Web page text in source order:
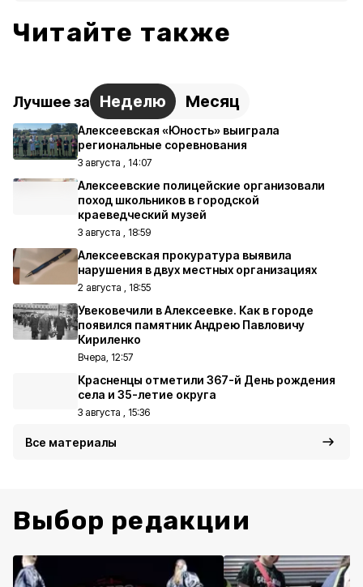
Читайте также
Лучшее за Неделю Месяц
Алексеевская «Юность» выиграла
региональные соревнования
3 августа , 14:07
Алексеевские полицейские организовали
поход школьников в городской
краеведческий музей
3 августа , 18:59
Алексеевская прокуратура выявила
нарушения в двух местных организациях
2 августа , 18:55
Увековечили в Алексеевке. Как в городе
появился памятник Андрею Павловичу
Кириленко
Вчера, 12:57
Красненцы отметили 367-й День рождения
села и 35-летие округа
3 августа , 15:36
Все материалы
Выбор редакции